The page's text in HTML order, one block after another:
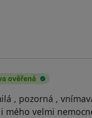
byl odstraněn
ověřená
, pozorná ,
mého velmi